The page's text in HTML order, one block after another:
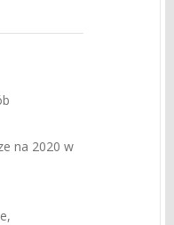
na 2020 w